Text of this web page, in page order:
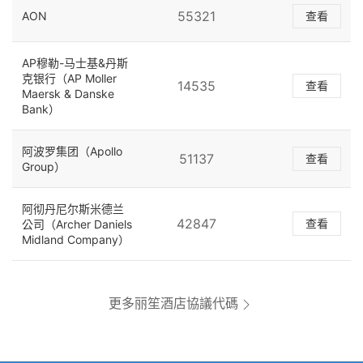
AON 55321 查看
AP穆勒-马士基&丹斯
克银行（AP Moller
Maersk & Danske
Bank）
14535 查看
阿波罗集团（Apollo
Group）
51137 查看
阿彻丹尼尔斯米德兰
公司（Archer Daniels
Midland Company）
42847 查看
更多丽笙酒店協議代碼